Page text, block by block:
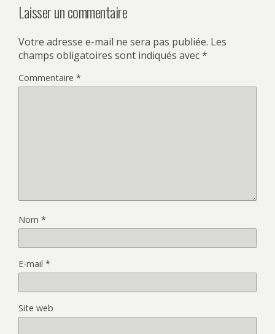
Laisser un commentaire
Votre adresse e-mail ne sera pas publiée. Les
champs obligatoires sont indiqués avec*
Commentaire *
Nom *
E-mail *
Site web